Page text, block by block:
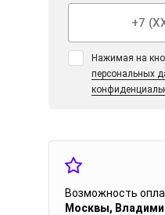
Нажимая на
персональных
Возможность
Москвы,